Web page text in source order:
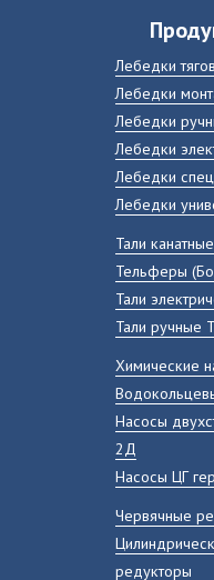
Лебедки
Лебедки
Лебедки
Лебедки
Лебедки
Лебедки
Тали канатные
Тельферы
Тали
Тали ручные
Химические
Насосы
2Д
Насосы ЦГ
Червячные
редукторы